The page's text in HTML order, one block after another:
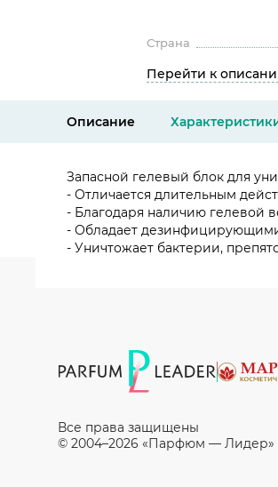
Страна
Перейти к
Описание
Запасной гелевый блок для
- Отличается длительным
- Благодаря наличию гелевой
- Обладает
- Уничтожает бактерии,
Все права защищены
© 2004–2026 «Парфюм — Лидер»